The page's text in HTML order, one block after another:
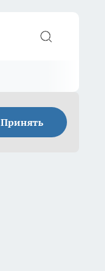
Принять